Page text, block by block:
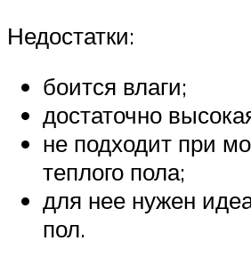
Недостатки:
боится влаги;
достаточно
не подходит при
теплого пола;
для нее нужен
пол.